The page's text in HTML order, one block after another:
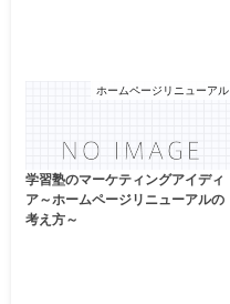
ホームページリニューアル
学習塾のマーケティングアイディ
ア～ホームページリニューアルの
考え方～